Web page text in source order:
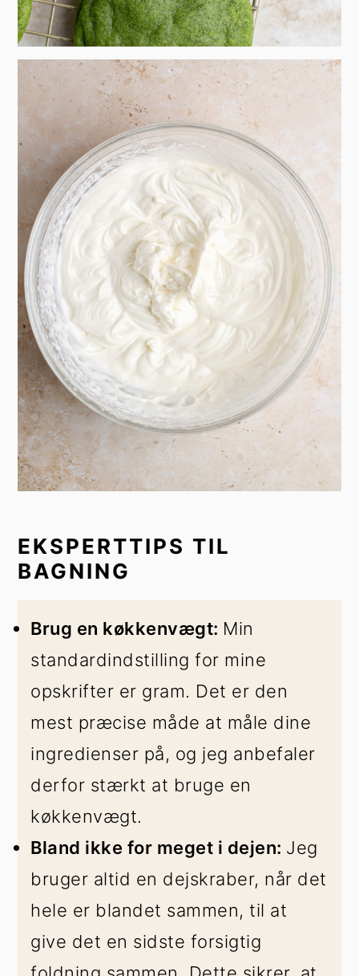
EKSPERTTIPS TIL
BAGNING
Brug en køkkenvægt: Min
standardindstilling for mine
opskrifter er gram. Det er den
mest præcise måde at måle dine
ingredienser på, og jeg anbefaler
derfor stærkt at bruge en
køkkenvægt.
Bland ikke for meget i dejen: Jeg
bruger altid en dejskraber, når det
hele er blandet sammen, til at
give det en sidste forsigtig